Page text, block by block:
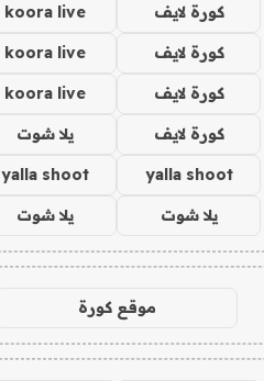
كورة لايف koora live
كورة لايف koora live
كورة لايف koora live
كورة لايف يلا شوت
yalla shoot
yalla shoot
يلا شوت يلا شوت
موقع كورة